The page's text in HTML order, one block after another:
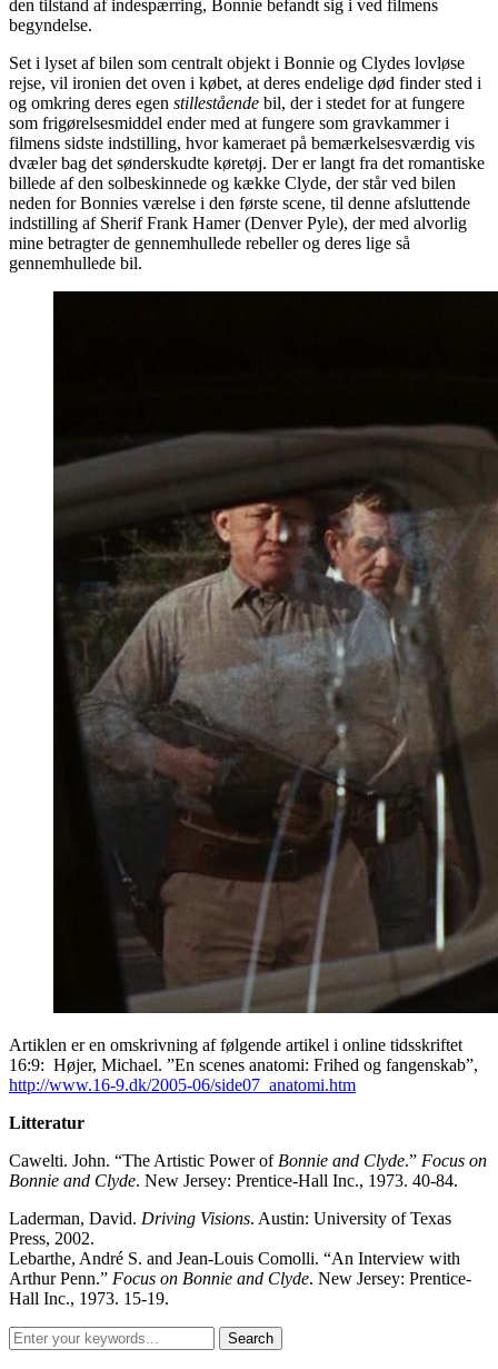
den tilstand af indespærring, Bonnie befandt sig i ved filmens
begyndelse.
Set i lyset af bilen som centralt objekt i Bonnie og Clydes lovløse
rejse, vil ironien det oven i købet, at deres endelige død finder sted i
og omkring deres egen stillestående bil, der i stedet for at fungere
som frigørelsesmiddel ender med at fungere som gravkammer i
filmens sidste indstilling, hvor kameraet på bemærkelsesværdig vis
dvæler bag det sønderskudte køretøj. Der er langt fra det romantiske
billede af den solbeskinnede og kække Clyde, der står ved bilen
neden for Bonnies værelse i den første scene, til denne afsluttende
indstilling af Sherif Frank Hamer (Denver Pyle), der med alvorlig
mine betragter de gennemhullede rebeller og deres lige så
gennemhullede bil.
Artiklen er en omskrivning af følgende artikel i online tidsskriftet
16:9: Højer, Michael. ”En scenes anatomi: Frihed og fangenskab”,
http://www.16-9.dk/2005-06/side07_anatomi.htm
Litteratur
Cawelti. John. “The Artistic Power of Bonnie and Clyde.” Focus on
Bonnie and Clyde. New Jersey: Prentice-Hall Inc., 1973. 40-84.
Laderman, David. Driving Visions. Austin: University of Texas
Press, 2002.
Lebarthe, André S. and Jean-Louis Comolli. “An Interview with
Arthur Penn.” Focus on Bonnie and Clyde. New Jersey: Prentice-
Hall Inc., 1973. 15-19.